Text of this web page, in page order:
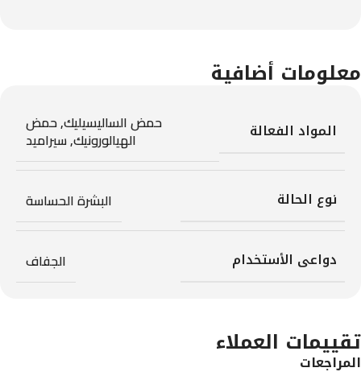
معلومات أضافية
المواد الفعالة حمض الساليسيليك,حمض
الهيالورونيك,سيراميد
نوع الحالة البشرة الحساسة
دواعى الأستخدام الجفاف
تقييمات العملاء
المراجعات